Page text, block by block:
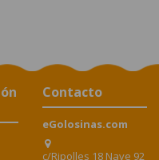
Contacto
eGolosinas.com
c/Ripolles 18 Nave 92